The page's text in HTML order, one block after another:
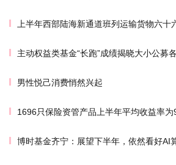
上半年西部陆海新通道班列运输货物六十
主动权益类基金“长跑”成绩揭晓大小公募
男性悦己消费悄然兴起
1696只保险资管产品上半年平均收益率为
博时基金齐宁：展望下半年，依然看好AI